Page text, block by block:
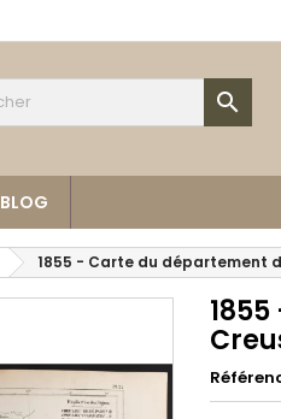

BLOG
1855 - Carte du département